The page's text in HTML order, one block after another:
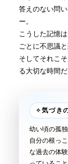
答えのない問
ー。
こうした記憶
ごとに不思議
そしてそれこ
る大切な時間だ
✧気づき
幼い頃の孤
自分の根っ
な過去の体